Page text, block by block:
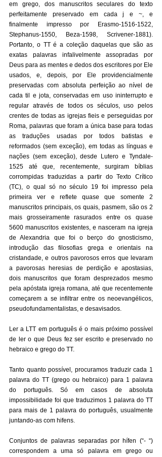
em grego, dos manuscritos seculares do texto
perfeitamente preservado em cada j e ~, e
finalmente impresso por Erasmo-1516-1522,
Stephanus-1550, Beza-1598, Scrivener-1881).
Portanto, o TT é a coleção daquelas que são as
exatas palavras infalivelmente assopradas por
Deus para as mentes e dedos dos escritores por Ele
usados, e, depois, por Ele providencialmente
preservadas com absoluta perfeição ao nível de
cada til e jota, conservadas em uso ininterrupto e
regular através de todos os séculos, uso pelos
crentes de todas as igrejas fieis e perseguidas por
Roma, palavras que foram a única base para todas
as traduções usadas por todos batistas e
reformados (sem exceção), em todas as línguas e
nações (sem exceção), desde Lutero e Tyndale-
1525 até que, recentemente, surgiram bíblias
corrompidas traduzidas a partir do Texto Crítico
(TC), o qual só no século 19 foi impresso pela
primeira ver e reflete quase que somente 2
manuscritos principais, os quais, pasmem, são os 2
mais grosseiramente rasurados entre os quase
5600 manuscritos existentes, e nasceram na igreja
de Alexandria que foi o berço do gnosticismo,
introdução das filosofias grega e orientais na
cristandade, e outros pavorosos erros que levaram
a pavorosas heresias de perdição e apostasias,
dois manuscritos que foram desprezados mesmo
pela apóstata igreja romana, até que recentemente
começarem a se infiltrar entre os neoevangélicos,
pseudofundamentalistas, e desavisados.
Ler a LTT em português é o mais próximo possível
de ler o que Deus fez ser escrito e preservado no
hebraico e grego do TT.
Tanto quanto possível, procuramos traduzir cada 1
palavra do TT (grego ou hebraico) para 1 palavra
do português. Só em casos de absoluta
impossibilidade foi que traduzimos 1 palavra do TT
para mais de 1 palavra do português, usualmente
juntando-as com hifens.
Conjuntos de palavras separadas por hífen (“- “)
correspondem a uma só palavra em grego ou